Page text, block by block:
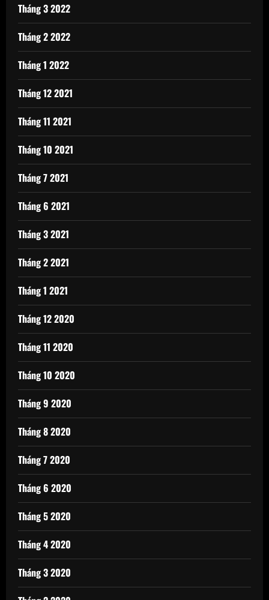
Tháng 3 2022
Tháng 2 2022
Tháng 1 2022
Tháng 12 2021
Tháng 11 2021
Tháng 10 2021
Tháng 7 2021
Tháng 6 2021
Tháng 3 2021
Tháng 2 2021
Tháng 1 2021
Tháng 12 2020
Tháng 11 2020
Tháng 10 2020
Tháng 9 2020
Tháng 8 2020
Tháng 7 2020
Tháng 6 2020
Tháng 5 2020
Tháng 4 2020
Tháng 3 2020